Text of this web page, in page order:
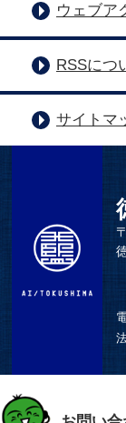
ウェブア
RSSにつ
サイトマ